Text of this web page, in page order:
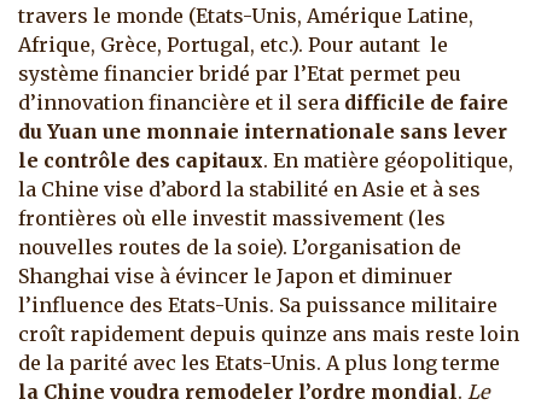
travers le monde (Etats-Unis, Amérique Latine,
Afrique, Grèce, Portugal, etc.). Pour autant le
système financier bridé par l’Etat permet peu
d’innovation financière et il sera difficile de faire
du Yuan une monnaie internationale sans lever
le contrôle des capitaux. En matière géopolitique,
la Chine vise d’abord la stabilité en Asie et à ses
frontières où elle investit massivement (les
nouvelles routes de la soie). L’organisation de
Shanghai vise à évincer le Japon et diminuer
l’influence des Etats-Unis. Sa puissance militaire
croît rapidement depuis quinze ans mais reste loin
de la parité avec les Etats-Unis. A plus long terme
la Chine voudra remodeler l’ordre mondial. Le